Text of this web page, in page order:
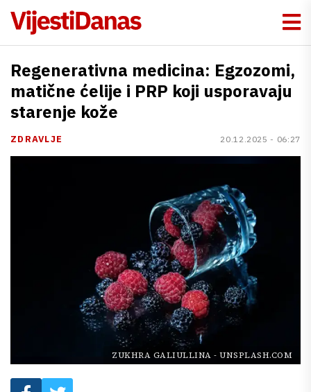
Regenerativna medicina: Egzozomi,
matične ćelije i PRP koji usporavaju
starenje kože
ZDRAVLJE 20.12.2025 - 06:27
ZUKHRA GALIULLINA - UNSPLASH.COM